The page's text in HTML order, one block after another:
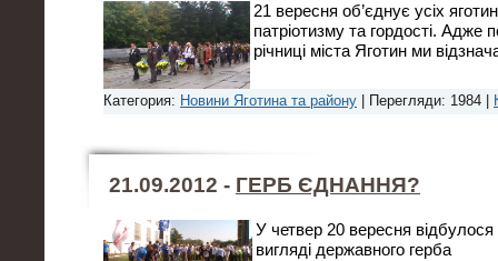
21 вересня об’єднує усіх
патріотизму та гордості. Адже
річниці міста Яготин ми
Категория: Новини Яготина та району | Перегляди: 1984 |
21.09.2012 - ГЕРБ ЄДНАННЯ?
У четвер 20 вересня
вигляді державного герба